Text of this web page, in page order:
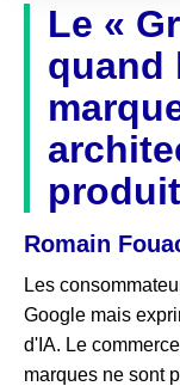
Le «
quand
Romain
Les
Google mais
d'IA. Le
marques ne sont